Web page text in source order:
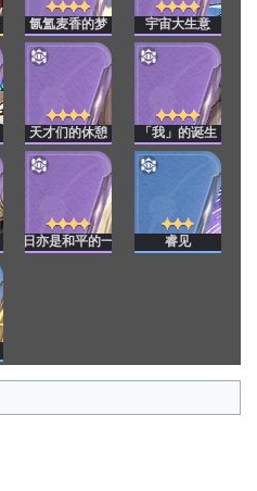
氤氲麦香的梦 宇宙大生意
天才们的休憩 「我」的诞生
今日亦是和平的一日 睿见